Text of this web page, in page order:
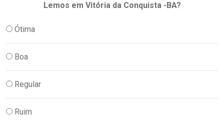
Lemos em Vitória da Conquista -BA?
Ótima
Boa
Regular
Ruim